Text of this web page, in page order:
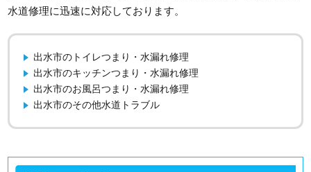
水道修理に迅速に対応しております。
出水市のトイレつまり・水漏れ修理
出水市のキッチンつまり・水漏れ修理
出水市のお風呂つまり・水漏れ修理
出水市のその他水道トラブル